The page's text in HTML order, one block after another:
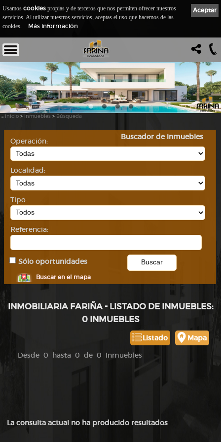
:: Inicio > Inmuebles > Búsqueda
Buscador de inmuebles
Operación:
Localidad:
Tipo:
Referencia:
Sólo oportunidades
Buscar en el mapa
INMOBILIARIA FARIÑA - LISTADO DE INMUEBLES:
0 INMUEBLES
Mapa
Listado
Desde 0 hasta 0 de 0 Inmuebles
La consulta actual no ha producido resultados
Aceptar
Usamos cookies propias y de terceros que nos permiten ofrecer nuestros
servicios. Al utilizar nuestros servicios, aceptas el uso que hacemos de las
cookies.
Más información